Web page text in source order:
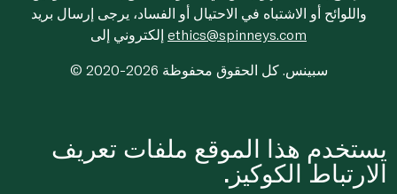
واللوائح أو الاشتباه في الاحتيال أو الفساد، يرجى إرسال بريد
ethics@spinneys.com
© 2020-2026 سبينس. كل الحقوق محفوظة
يستخدم هذا الموقع ملفات تعريف
الارتباط الكوكيز.